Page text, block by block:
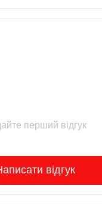
перший відгук
відгук